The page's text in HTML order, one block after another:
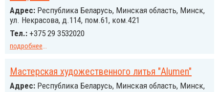
Адрес: Республика Беларусь, Минская область, Минск,
ул. Некрасова, д.114, пом.61, ком.421
Тел.: +375 29 3532020
подробнее...
Мастерская художественного литья "Alumen"
Адрес: Республика Беларусь, Минская область, Минск,